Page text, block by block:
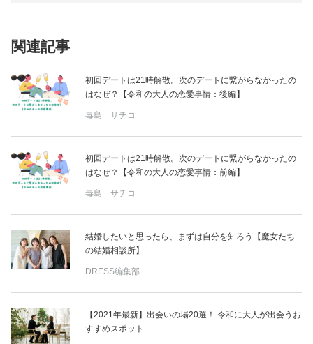
関連記事
初回デートは21時解散。次のデートに繋がらなかったの
はなぜ？【令和の大人の恋愛事情：後編】
毒島 サチコ
初回デートは21時解散。次のデートに繋がらなかったの
はなぜ？【令和の大人の恋愛事情：前編】
毒島 サチコ
結婚したいと思ったら、まずは自分を知ろう【魔女たち
の結婚相談所】
DRESS編集部
【2021年最新】出会いの場20選！ 令和に大人が出会うお
すすめスポット